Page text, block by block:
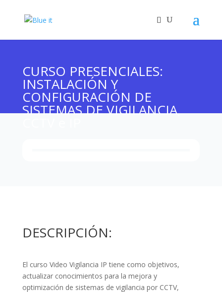
CURSO PRESENCIALES:
INSTALACIÓN Y
CONFIGURACIÓN DE
SISTEMAS DE VIGILANCIA,
DESCRIPCIÓN:
El curso Video Vigilancia IP tiene como objetivos,
actualizar conocimientos para la mejora y
optimización de sistemas de vigilancia por CCTV,